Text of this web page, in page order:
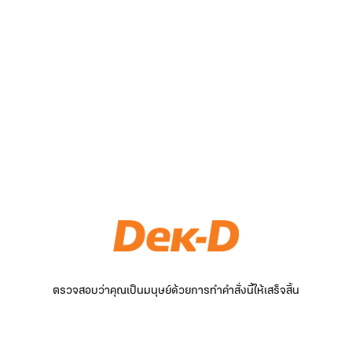
ตรวจสอบว่าคุณเป็นมนุษย์ด้วยการทำคำสั่งนี้ให้เสร็จสิ้น